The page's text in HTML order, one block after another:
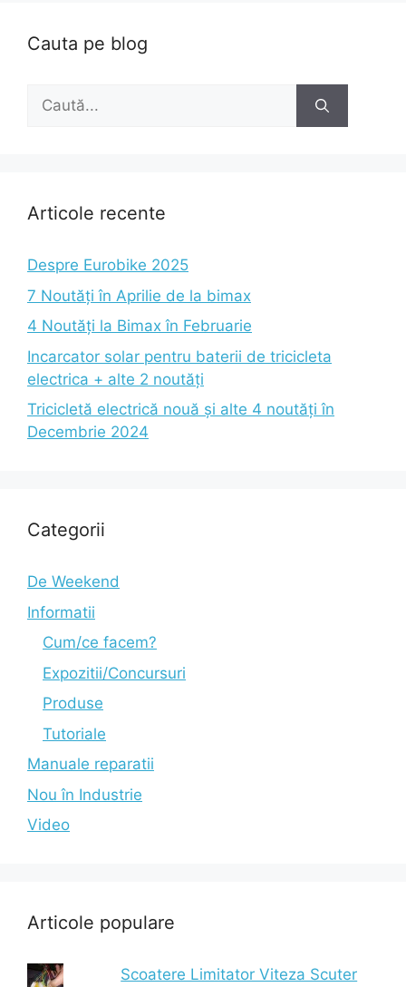
Cauta pe blog
Caută
Articole recente
Despre Eurobike 2025
7 Noutăți în Aprilie de la bimax
4 Noutăți la Bimax în Februarie
Incarcator solar pentru baterii de tricicleta
electrica + alte 2 noutăți
Tricicletă electrică nouă și alte 4 noutăți în
Decembrie 2024
Categorii
De Weekend
Informatii
Cum/ce facem?
Expozitii/Concursuri
Produse
Tutoriale
Manuale reparatii
Nou în Industrie
Video
Articole populare
Scoatere Limitator Viteza Scuter